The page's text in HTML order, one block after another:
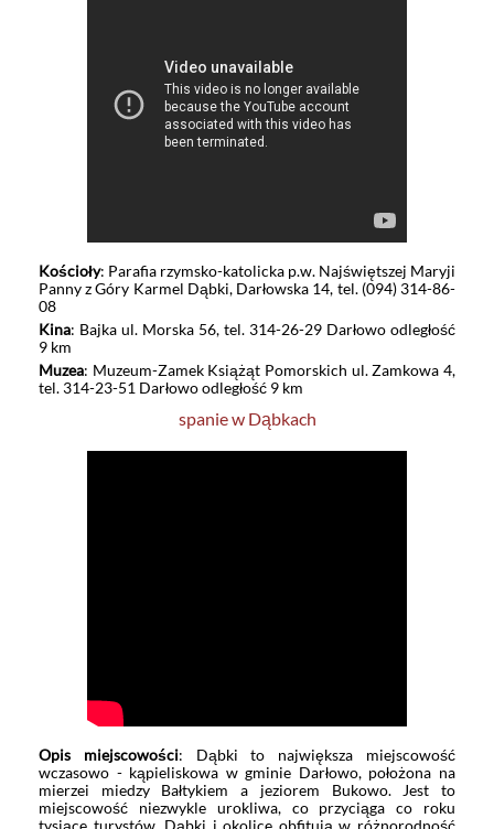
Kościoły: Parafia rzymsko-katolicka p.w. Najświętszej Maryji
Panny z Góry Karmel Dąbki, Darłowska 14, tel. (094) 314-86-
08
Kina: Bajka ul. Morska 56, tel. 314-26-29 Darłowo odległość
9 km
Muzea: Muzeum-Zamek Książąt Pomorskich ul. Zamkowa 4,
tel. 314-23-51 Darłowo odległość 9 km
spanie w Dąbkach
Opis miejscowości: Dąbki to największa miejscowość
wczasowo - kąpieliskowa w gminie Darłowo, położona na
mierzei miedzy Bałtykiem a jeziorem Bukowo. Jest to
miejscowość niezwykle urokliwa, co przyciąga co roku
tysiące turystów. Dąbki i okolice obfitują w różnorodność